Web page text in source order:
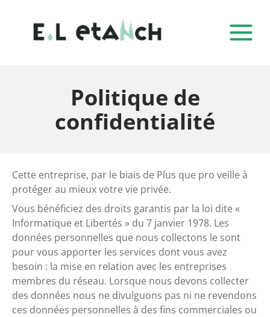
Politique de
confidentialité
Cette entreprise, par le biais de Plus que pro veille à
protéger au mieux votre vie privée.
Vous bénéficiez des droits garantis par la loi dite «
Informatique et Libertés » du 7 janvier 1978. Les
données personnelles que nous collectons le sont
pour vous apporter les services dont vous avez
besoin : la mise en relation avec les entreprises
membres du réseau. Lorsque nous devons collecter
des données nous ne divulguons pas ni ne revendons
ces données personnelles à des fins commerciales ou